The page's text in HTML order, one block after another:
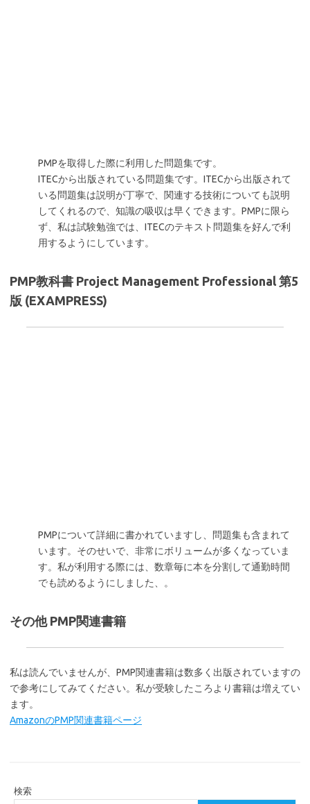
PMPを取得した際に利用した問題集です。
ITECから出版されている問題集です。ITECから出版されて
いる問題集は説明が丁寧で、関連する技術についても説明
してくれるので、知識の吸収は早くできます。PMPに限ら
ず、私は試験勉強では、ITECのテキスト問題集を好んで利
用するようにしています。
PMP教科書 Project Management Professional 第5
版 (EXAMPRESS)
PMPについて詳細に書かれていますし、問題集も含まれて
います。そのせいで、非常にボリュームが多くなっていま
す。私が利用する際には、数章毎に本を分割して通勤時間
でも読めるようにしました、。
その他 PMP関連書籍
私は読んでいませんが、PMP関連書籍は数多く出版されていますの
で参考にしてみてください。私が受験したころより書籍は増えてい
ます。
AmazonのPMP関連書籍ページ
検索